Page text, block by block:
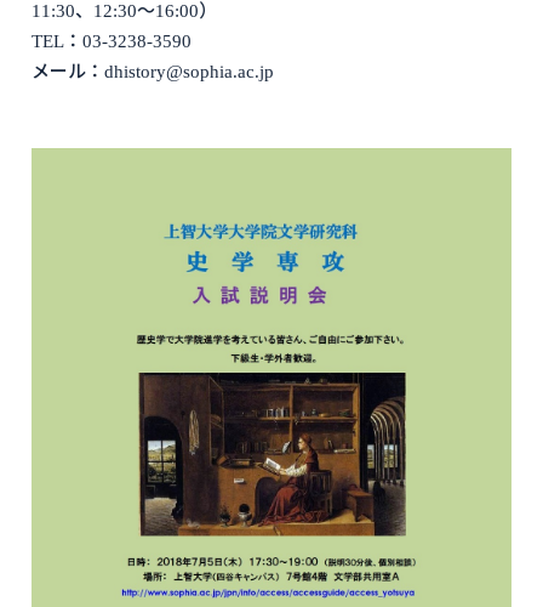
11:30、12:30〜16:00）
TEL：03-3238-3590
メール：dhistory@sophia.ac.jp